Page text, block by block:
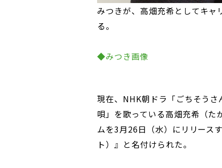
みつきが、高畑充希としてキャ
る。
◆みつき画像
現在、NHK朝ドラ「ごちそう
唄」を歌っている高畑充希（た
ムを3月26日（水）にリリース
ト）』と名付けられた。